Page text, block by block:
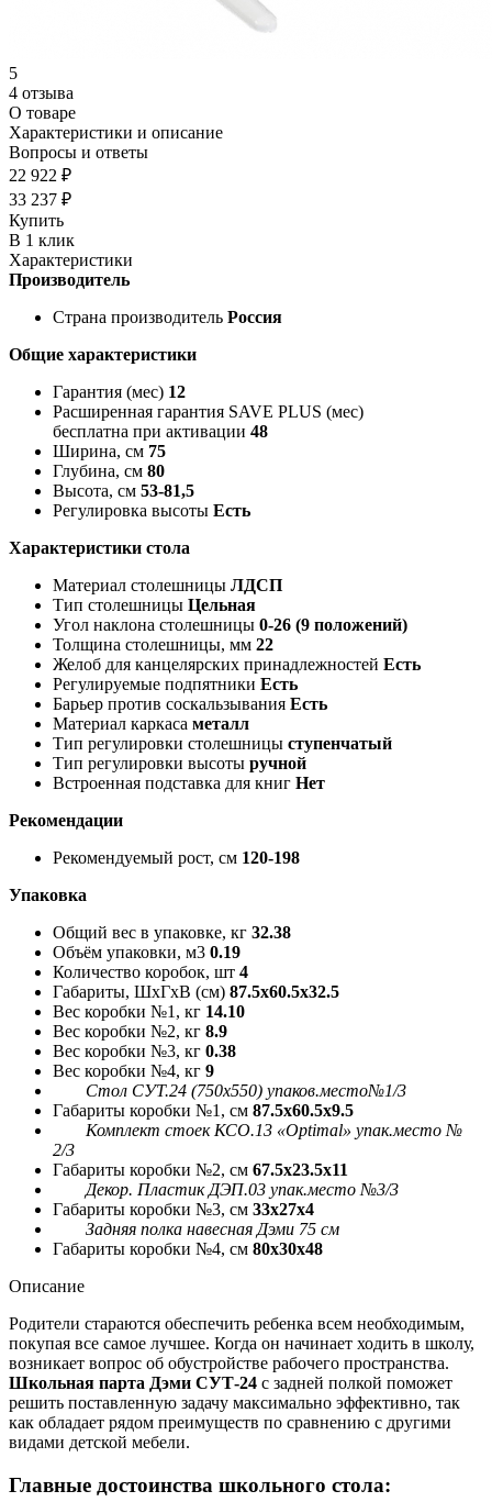
5
4 отзыва
О товаре
Характеристики и описание
Вопросы и ответы
22 922 ₽
33 237 ₽
Купить
В 1 клик
Характеристики
Производитель
Страна производитель Россия
Общие характеристики
Гарантия (мес) 12
Расширенная гарантия SAVE PLUS (мес)
бесплатна при активации 48
Ширина, см 75
Глубина, см 80
Высота, см 53-81,5
Регулировка высоты Есть
Характеристики стола
Материал столешницы ЛДСП
Тип столешницы Цельная
Угол наклона столешницы 0-26 (9 положений)
Толщина столешницы, мм 22
Желоб для канцелярских принадлежностей Есть
Регулируемые подпятники Есть
Барьер против соскальзывания Есть
Материал каркаса металл
Тип регулировки столешницы ступенчатый
Тип регулировки высоты ручной
Встроенная подставка для книг Нет
Рекомендации
Рекомендуемый рост, см 120-198
Упаковка
Общий вес в упаковке, кг 32.38
Объём упаковки, м3 0.19
Количество коробок, шт 4
Габариты, ШxГxВ (см) 87.5x60.5x32.5
Вес коробки №1, кг 14.10
Вес коробки №2, кг 8.9
Вес коробки №3, кг 0.38
Вес коробки №4, кг 9
Стол СУТ.24 (750х550) упаков.место№1/3
Габариты коробки №1, см 87.5x60.5x9.5
Комплект стоек КСО.13 «Optimal» упак.место №
2/3
Габариты коробки №2, см 67.5x23.5x11
Декор. Пластик ДЭП.03 упак.место №3/3
Габариты коробки №3, см 33x27x4
Задняя полка навесная Дэми 75 см
Габариты коробки №4, см 80x30x48
Описание
Родители стараются обеспечить ребенка всем необходимым,
покупая все самое лучшее. Когда он начинает ходить в школу,
возникает вопрос об обустройстве рабочего пространства.
Школьная парта Дэми СУТ-24 с задней полкой поможет
решить поставленную задачу максимально эффективно, так
как обладает рядом преимуществ по сравнению с другими
видами детской мебели.
Главные достоинства школьного стола: